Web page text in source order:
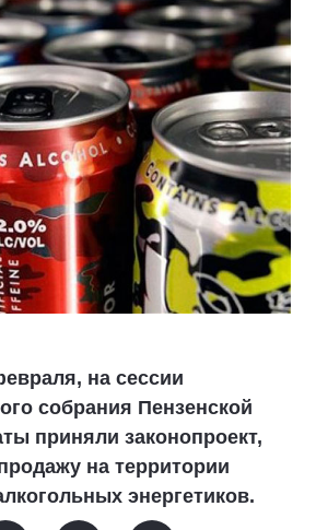
на сессии
собрания Пензенской
приняли законопроект,
на территории
энергетиков.